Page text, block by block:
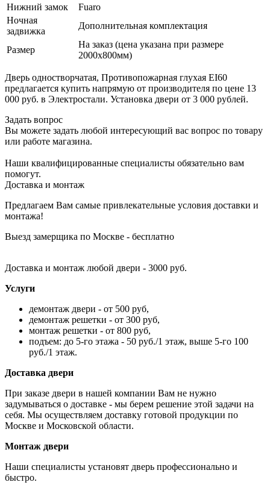
Нижний замок
Fuaro
Ночная
задвижка
Дополнительная комплектация
Размер
На заказ (цена указана при размере
2000х800мм)
Дверь одностворчатая, Противопожарная глухая EI60
предлагается купить напрямую от производителя по цене 13
000 руб. в Электростали. Установка двери от 3 000 рублей.
Задать вопрос
Вы можете задать любой интересующий вас вопрос по товару
или работе магазина.
Наши квалифицированные специалисты обязательно вам
помогут.
Доставка и монтаж
Предлагаем Вам самые привлекательные условия доставки и
монтажа!
Выезд замерщика по Москве - бесплатно
Доставка и монтаж любой двери - 3000 руб.
Услуги
демонтаж двери - от 500 руб,
демонтаж решетки - от 300 руб,
монтаж решетки - от 800 руб,
подъем: до 5-го этажа - 50 руб./1 этаж, выше 5-го 100
руб./1 этаж.
Доставка двери
При заказе двери в нашей компании Вам не нужно
задумываться о доставке - мы берем решение этой задачи на
себя. Мы осуществляем доставку готовой продукции по
Москве и Московской области.
Монтаж двери
Наши специалисты установят дверь профессионально и
быстро.